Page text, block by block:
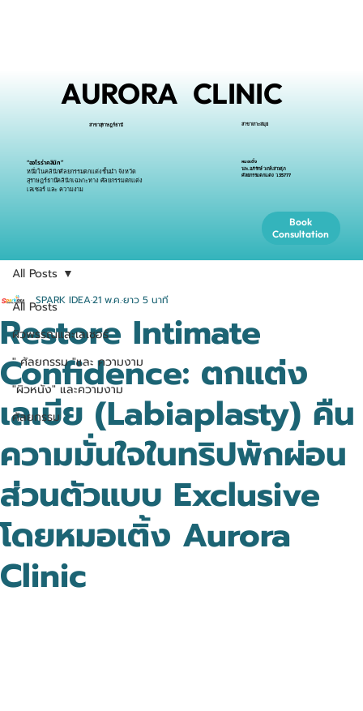
สาขาสุราษฎร์ธานี สาขาเกาะสมุย
หมอเติ้ง
นพ.อภิรักษ์ วงษ์เสาวศุภ
ศัลยกรรมตกแต่ง ว.35777
AURORA CLINIC
Book
Consultation
“ออโรร่าคลินิก”
หนึ่งในคลินิกศัลยกรรมตกแต่งชั้นนำ จังหวัด
สุราษฎร์ธานีคลินิกเฉพาะทาง ศัลยกรรมตกแต่ง
เลเซอร์ และ ความงาม
All Posts
ผิวพรรณและเลเซอร์
" ศัลยกรรม "และ ความงาม
"ผิวหนัง" และความงาม
ศัลยกรรม
All Posts
Restore Intimate
Confidence: ตกแต่ง
เลเบีย (Labiaplasty) คืน
ความมั่นใจในทริปพักผ่อน
ส่วนตัวแบบ Exclusive
โดยหมอเติ้ง Aurora
Clinic
SPARK IDEA21 พ.ค.ยาว 5 นาที